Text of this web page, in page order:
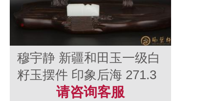
穆宇静 新疆和田玉一级白
籽玉摆件 印象后海 271.3
请咨询客服